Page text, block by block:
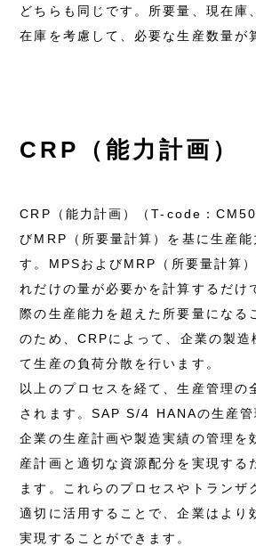
どちらも同じです。所要量、現在庫
在庫を考慮して、必要な生産数量が
CRP（能力計画）
CRP（能力計画）（T-code：
びMRP（所要量計算）を基に生産能
す。MPSおよびMRP（所要量計算
れだけの量が必要かを計算するだけ
際の生産能力を超えた所要量になる
のため、CRPによって、企業の製造
て生産の負荷分散を行います。
以上のプロセスを経て、生産管理の
されます。SAP S/4 HANAの生産管
企業の生産計画や製造実績の管理を
産計画と適切な資源配分を実現する
ます。これらのプロセスやトランザ
適切に活用することで、企業はより
実現することができます。